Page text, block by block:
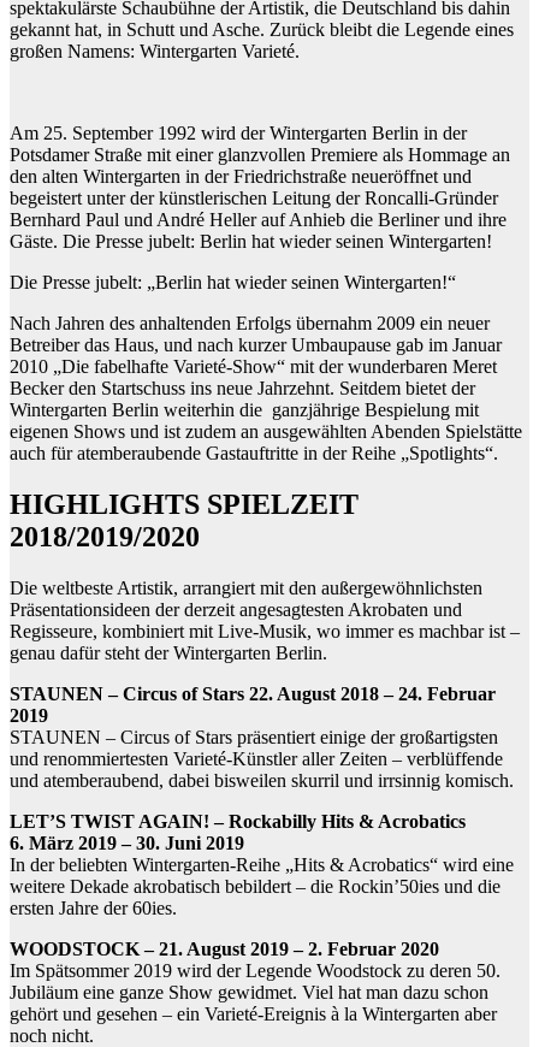
spektakulärste Schaubühne der Artistik, die Deutschland bis dahin
gekannt hat, in Schutt und Asche. Zurück bleibt die Legende eines
großen Namens: Wintergarten Varieté.
Am 25. September 1992 wird der Wintergarten Berlin in der
Potsdamer Straße mit einer glanzvollen Premiere als Hommage an
den alten Wintergarten in der Friedrichstraße neueröffnet und
begeistert unter der künstlerischen Leitung der Roncalli-Gründer
Bernhard Paul und André Heller auf Anhieb die Berliner und ihre
Gäste. Die Presse jubelt: Berlin hat wieder seinen Wintergarten!
Die Presse jubelt: „Berlin hat wieder seinen Wintergarten!“
Nach Jahren des anhaltenden Erfolgs übernahm 2009 ein neuer
Betreiber das Haus, und nach kurzer Umbaupause gab im Januar
2010 „Die fabelhafte Varieté-Show“ mit der wunderbaren Meret
Becker den Startschuss ins neue Jahrzehnt. Seitdem bietet der
Wintergarten Berlin weiterhin die ganzjährige Bespielung mit
eigenen Shows und ist zudem an ausgewählten Abenden Spielstätte
auch für atemberaubende Gastauftritte in der Reihe „Spotlights“.
HIGHLIGHTS SPIELZEIT
2018/2019/2020
Die weltbeste Artistik, arrangiert mit den außergewöhnlichsten
Präsentationsideen der derzeit angesagtesten Akrobaten und
Regisseure, kombiniert mit Live-Musik, wo immer es machbar ist –
genau dafür steht der Wintergarten Berlin.
STAUNEN – Circus of Stars 22. August 2018 – 24. Februar
2019
STAUNEN – Circus of Stars präsentiert einige der großartigsten
und renommiertesten Varieté-Künstler aller Zeiten – verblüffende
und atemberaubend, dabei bisweilen skurril und irrsinnig komisch.
LET’S TWIST AGAIN! – Rockabilly Hits & Acrobatics
6. März 2019 – 30. Juni 2019
In der beliebten Wintergarten-Reihe „Hits & Acrobatics“ wird eine
weitere Dekade akrobatisch bebildert – die Rockin’50ies und die
ersten Jahre der 60ies.
WOODSTOCK – 21. August 2019 – 2. Februar 2020
Im Spätsommer 2019 wird der Legende Woodstock zu deren 50.
Jubiläum eine ganze Show gewidmet. Viel hat man dazu schon
gehört und gesehen – ein Varieté-Ereignis à la Wintergarten aber
noch nicht.